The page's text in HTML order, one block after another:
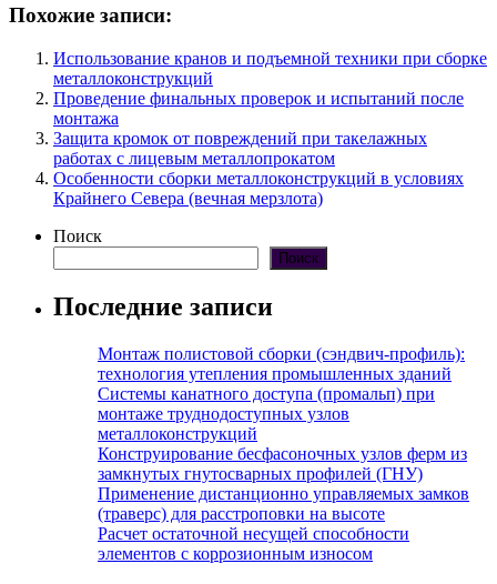
Похожие записи:
Использование кранов и подъемной техники при сборке
металлоконструкций
Проведение финальных проверок и испытаний после
монтажа
Защита кромок от повреждений при такелажных
работах с лицевым металлопрокатом
Особенности сборки металлоконструкций в условиях
Крайнего Севера (вечная мерзлота)
Поиск
Поиск
Последние записи
Монтаж полистовой сборки (сэндвич-профиль):
технология утепления промышленных зданий
Системы канатного доступа (промальп) при
монтаже труднодоступных узлов
металлоконструкций
Конструирование бесфасоночных узлов ферм из
замкнутых гнутосварных профилей (ГНУ)
Применение дистанционно управляемых замков
(траверс) для расстроповки на высоте
Расчет остаточной несущей способности
элементов с коррозионным износом